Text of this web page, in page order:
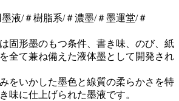
液/＃樹脂系/＃濃墨/＃墨運堂/＃
固形墨のもつ条件、書き味、のび、紙
全て兼ね備えた液体墨として開発され
をいかした墨色と線質の柔らかさを特
味に仕上げられた墨液です。